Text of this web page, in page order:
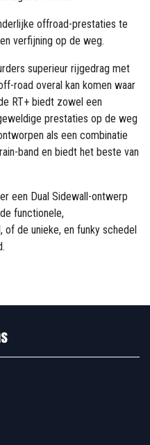
offroad-prestaties te
verfijning op de weg.
superieur rijgedrag met
road overal kan komen waar
RT+ biedt zowel een
prestaties op de weg
als een combinatie
band en biedt het beste van
een Dual Sidewall-ontwerp
functionele,
de unieke, en funky schedel
- 17u00
- 17u00